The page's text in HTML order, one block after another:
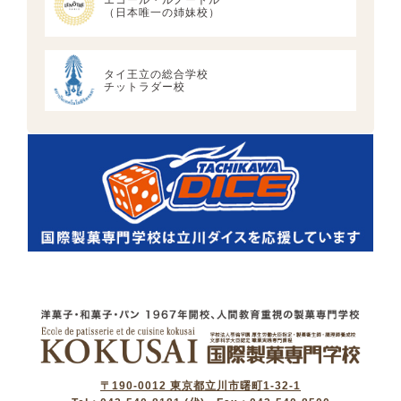
（日本唯一の姉妹校）
タイ王立の総合学校
チットラダー校
〒190-0012 東京都立川市曙町1-32-1